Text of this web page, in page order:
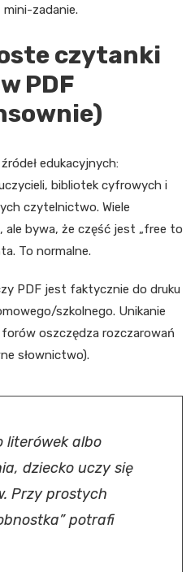
zadanie.
czytanki
PDF
edukacyjnych:
bibliotek cyfrowych i
czytelnictwo. Wiele
ale bywa, że część jest „free to
To normalne.
PDF jest faktycznie do druku
szkolnego. Unikanie
oszczędza rozczarowań
słownictwo).
literówek albo
dziecko uczy się
Przy prostych
potrafi